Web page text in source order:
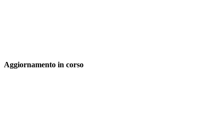
Aggiornamento in corso